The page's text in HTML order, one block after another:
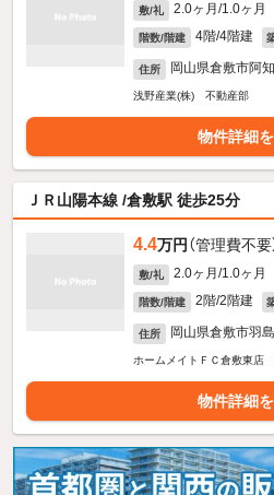
敷/礼 2.0ヶ月/1.0ヶ月
階数/階建 4階/4階建
住所 岡山県倉敷市阿
浅野産業(株) 不動産部
物件詳細
ＪＲ山陽本線 /倉敷駅 徒歩25分
4.4万円 （管理費不要
敷/礼 2.0ヶ月/1.0ヶ月
階数/階建 2階/2階建
住所 岡山県倉敷市羽島
ホームメイトＦＣ倉敷東店
物件詳細